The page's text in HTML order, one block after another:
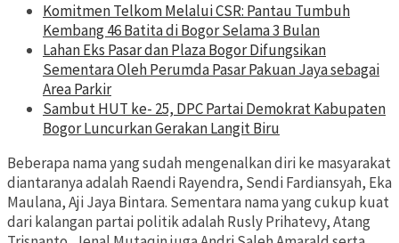
Komitmen Telkom Melalui CSR: Pantau Tumbuh
Kembang 46 Batita di Bogor Selama 3 Bulan
Lahan Eks Pasar dan Plaza Bogor Difungsikan
Sementara Oleh Perumda Pasar Pakuan Jaya sebagai
Area Parkir
Sambut HUT ke- 25, DPC Partai Demokrat Kabupaten
Bogor Luncurkan Gerakan Langit Biru
Beberapa nama yang sudah mengenalkan diri ke masyarakat
diantaranya adalah Raendi Rayendra, Sendi Fardiansyah, Eka
Maulana, Aji Jaya Bintara. Sementara nama yang cukup kuat
dari kalangan partai politik adalah Rusly Prihatevy, Atang